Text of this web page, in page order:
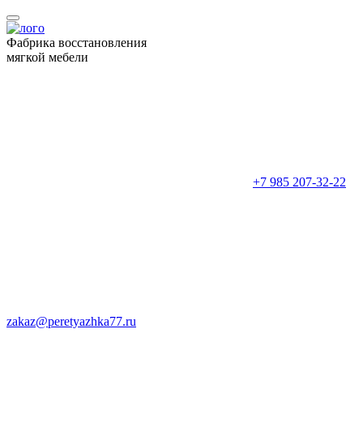
Фабрика восстановления
мягкой мебели
+7 985 207-32-22
zakaz@peretyazhka77.ru